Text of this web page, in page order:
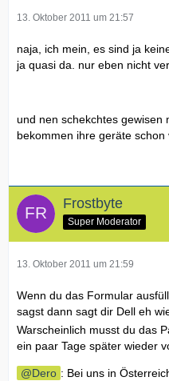
13. Oktober 2011 um 21:57
naja, ich mein, es sind ja
ja quasi da. nur eben nicht
und nen schekchtes gewisen
bekommen ihre geräte schon
Frostbyte
Super Moderator
13. Oktober 2011 um 21:59
Wenn du das Formular
sagst dann sagt dir Dell eh
Warscheinlich musst du das
ein paar Tage später wieder
Dero : Bei uns in